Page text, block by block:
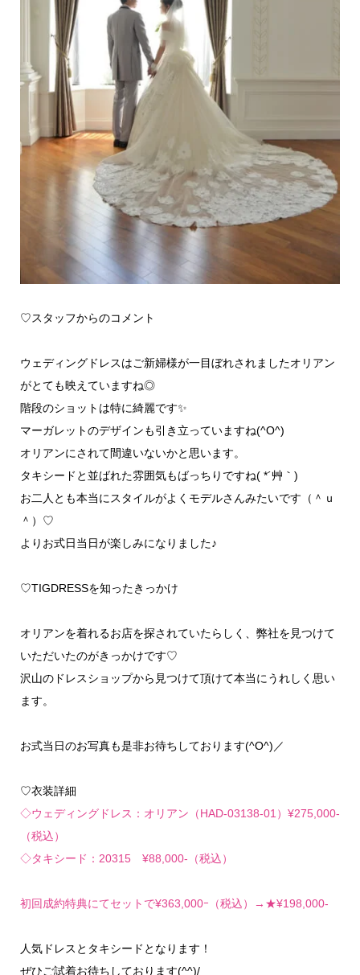
♡スタッフからのコメント
ウェディングドレスはご新婦様が一目ぼれされましたオリアン
がとても映えていますね◎
階段のショットは特に綺麗です✨
マーガレットのデザインも引き立っていますね(^O^)
オリアンにされて間違いないかと思います。
タキシードと並ばれた雰囲気もばっちりですね( *´艸｀)
お二人とも本当にスタイルがよくモデルさんみたいです（＾ｕ
＾）♡
よりお式日当日が楽しみになりました♪
♡TIGDRESSを知ったきっかけ
オリアンを着れるお店を探されていたらしく、弊社を見つけて
いただいたのがきっかけです♡
沢山のドレスショップから見つけて頂けて本当にうれしく思い
ます。
お式当日のお写真も是非お待ちしております(^O^)／
♡衣装詳細
◇ウェディングドレス：オリアン（HAD-03138-01）¥275,000-
（税込）
◇タキシード：20315 ¥88,000-（税込）
初回成約特典にてセットで¥363,000ｰ（税込）→★¥198,000-
人気ドレスとタキシードとなります！
ぜひご試着お待ちしております(^^)/